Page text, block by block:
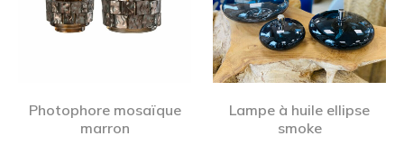
Photophore mosaïque
marron
Lampe à huile ellipse
smoke